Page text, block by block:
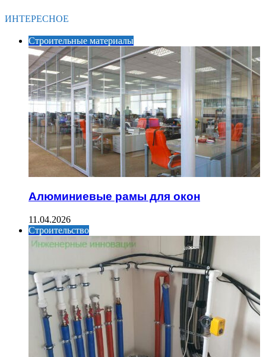
ИНТЕРЕСНОЕ
Строительные материалы
Алюминиевые рамы для окон
11.04.2026
Строительство